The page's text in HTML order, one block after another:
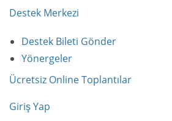
Destek Merkezi
Destek Bileti Gönder
Yönergeler
Ücretsiz Online Toplantılar
Giriş Yap